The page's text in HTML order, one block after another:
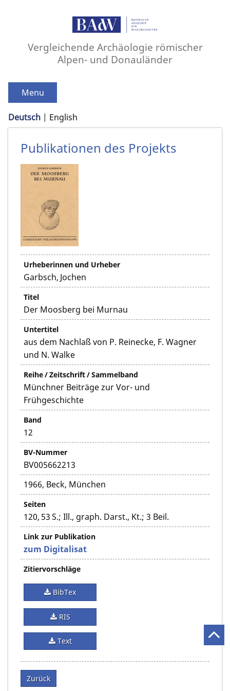
Vergleichende Archäologie römischer
Alpen- und Donauländer
Menu
Deutsch English
Publikationen des Projekts
Urheberinnen und Urheber
Garbsch, Jochen
Titel
Der Moosberg bei Murnau
Untertitel
aus dem Nachlaß von P. Reinecke, F. Wagner
und N. Walke
Reihe / Zeitschrift / Sammelband
Münchner Beiträge zur Vor- und
Frühgeschichte
Band
12
BV-Nummer
BV005662213
1966, Beck, München
Seiten
120, 53 S.; Ill., graph. Darst., Kt.; 3 Beil.
Link zur Publikation
zum Digitalisat
Zitiervorschläge
BibTex
RIS
Text
Zurück